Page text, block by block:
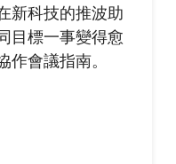
新科技的推波助
目標一事變得愈
會議指南。